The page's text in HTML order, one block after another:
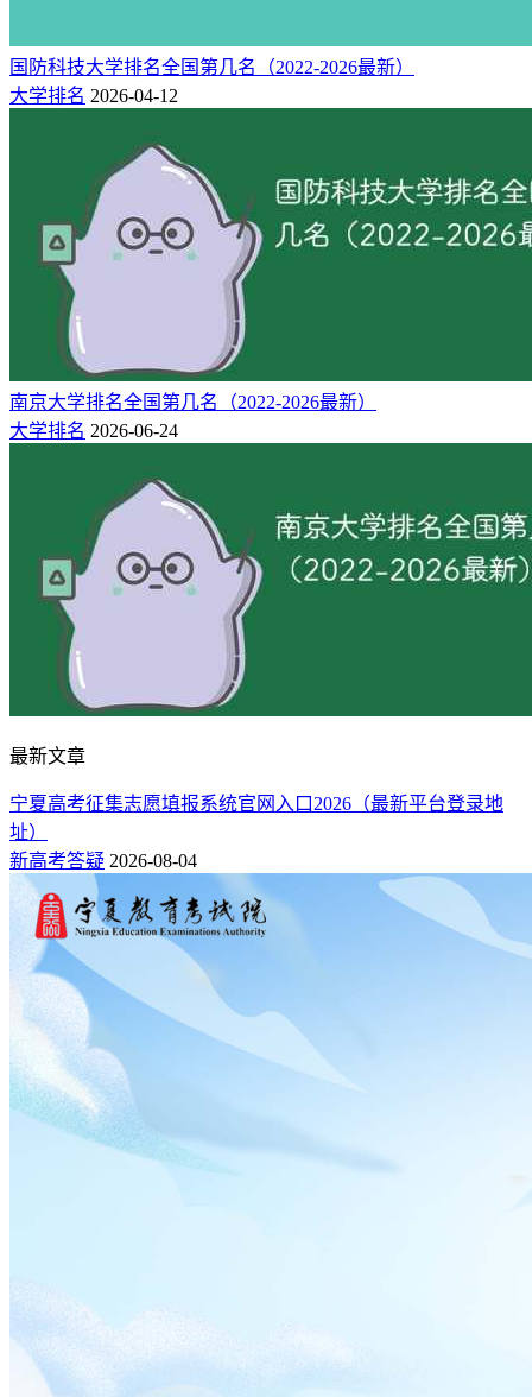
国防科技大学排名全国第几名（2022-2026最新）
大学排名 2026-04-12
南京大学排名全国第几名（2022-2026最新）
大学排名 2026-06-24
最新文章
宁夏高考征集志愿填报系统官网入口2026（最新平台登录地
址）
新高考答疑 2026-08-04